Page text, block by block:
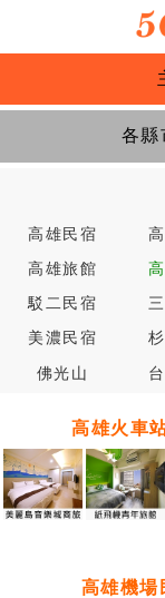
各縣
高雄民宿
高雄旅館
駁二民宿
美濃民宿
佛光山
高雄火車
高雄機場